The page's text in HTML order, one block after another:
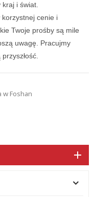
i świat.
cenie i
Twoje prośby są mile
uwagę. Pracujmy
w Foshan